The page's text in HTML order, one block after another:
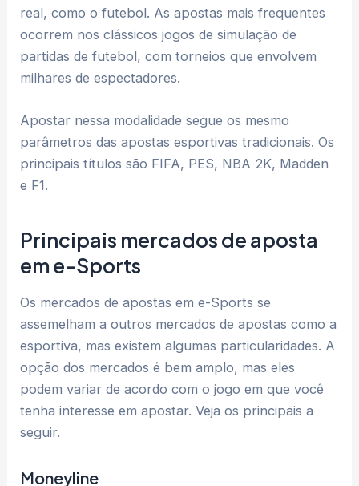
real, como o futebol. As apostas mais frequentes
ocorrem nos clássicos jogos de simulação de
partidas de futebol, com torneios que envolvem
milhares de espectadores.
Apostar nessa modalidade segue os mesmo
parâmetros das apostas esportivas tradicionais. Os
principais títulos são FIFA, PES, NBA 2K, Madden
e F1.
Principais mercados de aposta
em e-Sports
Os mercados de apostas em e-Sports se
assemelham a outros mercados de apostas como a
esportiva, mas existem algumas particularidades. A
opção dos mercados é bem amplo, mas eles
podem variar de acordo com o jogo em que você
tenha interesse em apostar. Veja os principais a
seguir.
Moneyline